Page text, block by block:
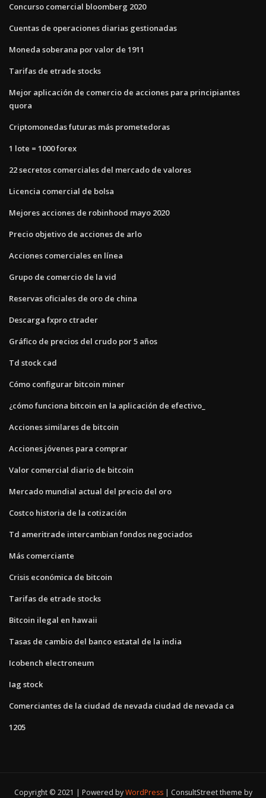
Concurso comercial bloomberg 2020
Cuentas de operaciones diarias gestionadas
Moneda soberana por valor de 1911
Tarifas de etrade stocks
Mejor aplicación de comercio de acciones para principiantes
quora
Criptomonedas futuras más prometedoras
1 lote = 1000 forex
22 secretos comerciales del mercado de valores
Licencia comercial de bolsa
Mejores acciones de robinhood mayo 2020
Precio objetivo de acciones de arlo
Acciones comerciales en línea
Grupo de comercio de la vid
Reservas oficiales de oro de china
Descarga fxpro ctrader
Gráfico de precios del crudo por 5 años
Td stock cad
Cómo configurar bitcoin miner
¿cómo funciona bitcoin en la aplicación de efectivo_
Acciones similares de bitcoin
Acciones jóvenes para comprar
Valor comercial diario de bitcoin
Mercado mundial actual del precio del oro
Costco historia de la cotización
Td ameritrade intercambian fondos negociados
Más comerciante
Crisis económica de bitcoin
Tarifas de etrade stocks
Bitcoin ilegal en hawaii
Tasas de cambio del banco estatal de la india
Icobench electroneum
Iag stock
Comerciantes de la ciudad de nevada ciudad de nevada ca
1205
Copyright © 2021 | Powered byWordPress ConsultStreet theme by